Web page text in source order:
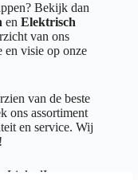
Bekijk dan
enElektrisch
van ons
en visie op onze
van de beste
ons assortiment
en service. Wij
LinkedIn